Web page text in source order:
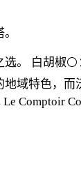
。 白胡椒
域特色，
Comptoir